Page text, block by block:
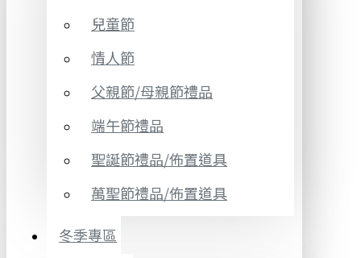
兒童節
情人節
父親節/母親節禮品
端午節禮品
聖誕節禮品/佈置道具
萬聖節禮品/佈置道具
冬季專區